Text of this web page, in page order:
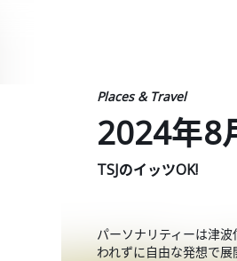
Places & Travel
2024年
TSJのイッツOK!
パーソナリティーは津
われずに自由な発想で展